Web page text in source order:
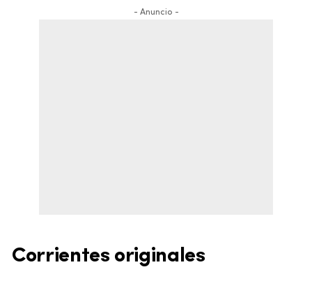
- Anuncio -
Corrientes originales